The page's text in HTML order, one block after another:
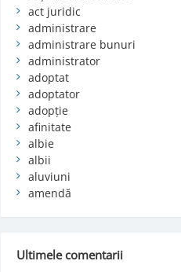
act juridic
administrare
administrare bunuri
administrator
adoptat
adoptator
adopție
afinitate
albie
albii
aluviuni
amendă
Ultimele comentarii